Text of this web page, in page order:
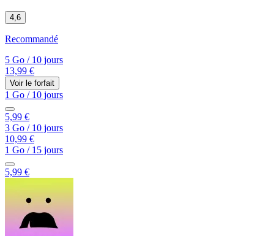
4,6
Recommandé
5 Go /10 jours
13,99 €
Voir le forfait
1 Go /10 jours
5,99 €
3 Go /10 jours
10,99 €
1 Go /15 jours
5,99 €